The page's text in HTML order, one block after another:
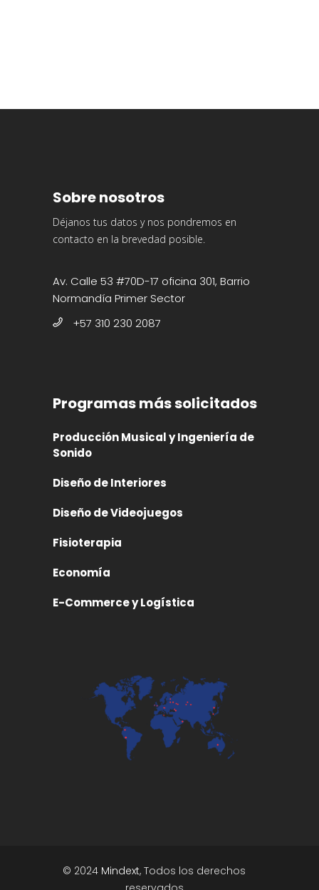
Sobre nosotros
Déjanos tus datos y nos pondremos en
contacto en la brevedad posible.
Av. Calle 53 #70D-17 oficina 301, Barrio
Normandía Primer Sector
+57 310 230 2087
Programas más solicitados
Producción Musical y Ingeniería de
Sonido
Diseño de Interiores
Diseño de Videojuegos
Fisioterapia
Economía
E-Commerce y Logística
© 2024 Mindext, Todos los derechos